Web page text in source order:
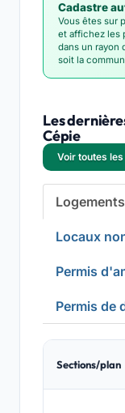
Cadastre
Vous êtes sur
et affichez les
dans un rayon
soit la
Les
Cépie
Voir toutes
Logements
Locaux
Permis
Permis de
Sections/plan